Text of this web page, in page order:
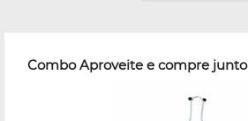
Combo Aproveite e compre junto